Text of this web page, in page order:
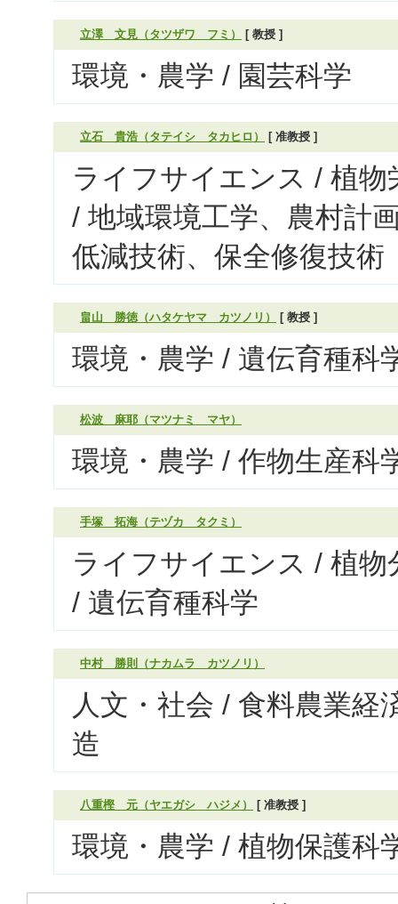
立澤 文見（タツザワ フミ） [ 教授 ]
環境・農学 / 園芸科学
立石 貴浩（タテイシ タカヒロ） [ 准教授 ]
ライフサイエンス / 植
/ 地域環境工学、農村計
低減技術、保全修復技術
畠山 勝徳（ハタケヤマ カツノリ） [ 教授 ]
環境・農学 / 遺伝育種科
松波 麻耶（マツナミ マヤ）
環境・農学 / 作物生産科
手塚 拓海（テヅカ タクミ）
ライフサイエンス / 植
/ 遺伝育種科学
中村 勝則（ナカムラ カツノリ）
人文・社会 / 食料農業経
造
八重樫 元（ヤエガシ ハジメ） [ 准教授 ]
環境・農学 / 植物保護科